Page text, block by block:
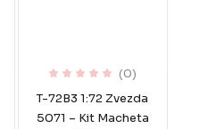
(0)
T-72B3 1:72 Zvezda
5071 – Kit Macheta